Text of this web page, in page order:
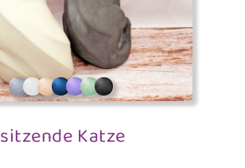
sitzende Katze